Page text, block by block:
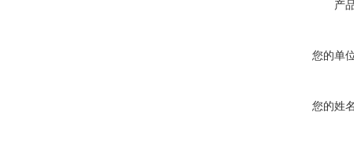
产
您的单
您的姓